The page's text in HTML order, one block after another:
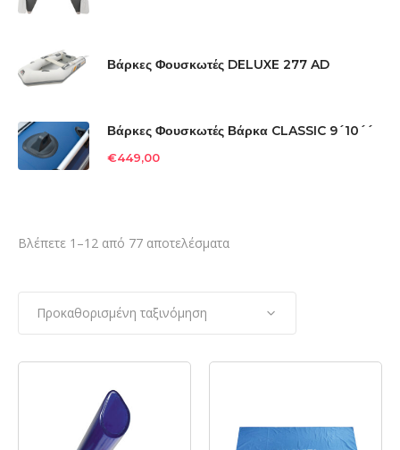
Βάρκες Φουσκωτές DELUXE 277 AD
Βάρκες Φουσκωτές Βάρκα CLASSIC 9´10´´
€449,00
Βλέπετε 1–12 από 77 αποτελέσματα
Προκαθορισμένη ταξινόμηση
ΔΙΑΒΆΣΤΕ ΔΙΑΒΆΣΤΕ